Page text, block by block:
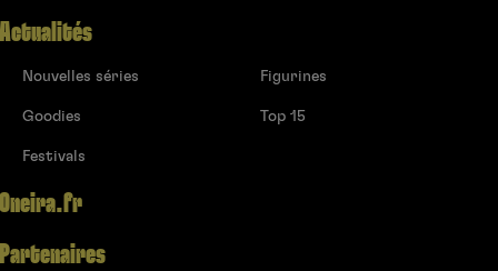
Actualités
Nouvelles séries
Goodies
Festivals
Figurines
Top 15
Oneira.fr
Partenaires